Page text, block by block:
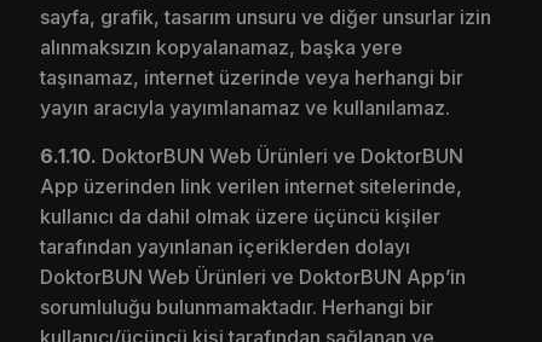
sayfa, grafik, tasarım unsuru ve diğer unsurlar izin
alınmaksızın kopyalanamaz, başka yere
taşınamaz, internet üzerinde veya herhangi bir
yayın aracıyla yayımlanamaz ve kullanılamaz.
6.1.10. DoktorBUN Web Ürünleri ve DoktorBUN
App üzerinden link verilen internet sitelerinde,
kullanıcı da dahil olmak üzere üçüncü kişiler
tarafından yayınlanan içeriklerden dolayı
DoktorBUN Web Ürünleri ve DoktorBUN App’in
sorumluluğu bulunmamaktadır. Herhangi bir
kullanıcı/üçüncü kişi tarafından sağlanan ve